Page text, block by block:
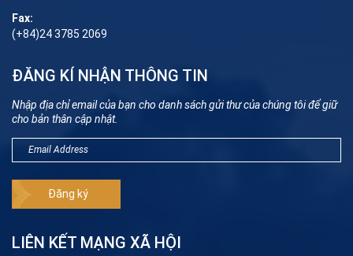
Fax:
(+84)24 3785 2069
ĐĂNG KÍ NHẬN THÔNG TIN
Nhập địa chỉ email của bạn cho danh sách gửi thư của chúng tôi để giữ
cho bản thân cập nhật.
LIÊN KẾT MẠNG XÃ HỘI